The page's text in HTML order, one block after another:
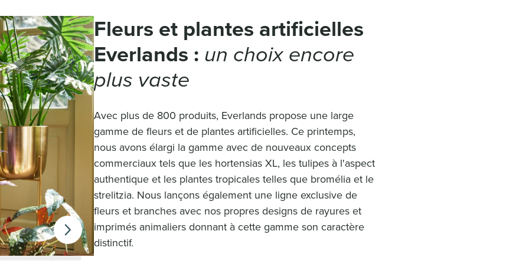
Fleurs et plantes artificielles
Everlands : un choix encore
plus vaste
Avec plus de 800 produits, Everlands propose une large
gamme de fleurs et de plantes artificielles. Ce printemps,
nous avons élargi la gamme avec de nouveaux concepts
commerciaux tels que les hortensias XL, les tulipes à l'aspect
authentique et les plantes tropicales telles que bromélia et le
strelitzia. Nous lançons également une ligne exclusive de
fleurs et branches avec nos propres designs de rayures et
imprimés animaliers donnant à cette gamme son caractère
distinctif.